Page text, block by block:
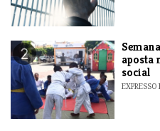
2
aposta
social